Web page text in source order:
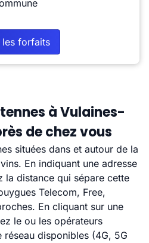
les forfaits
à Vulaines-
de chez vous
situées dans et autour de la
En indiquant une adresse
la distance qui sépare cette
Telecom, Free,
En cliquant sur une
le ou les opérateurs
disponibles (4G, 5G